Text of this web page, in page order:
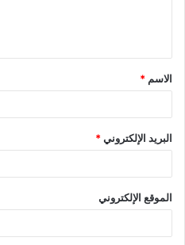
الاسم *
البريد الإلكتروني*
الموقع الإلكتروني